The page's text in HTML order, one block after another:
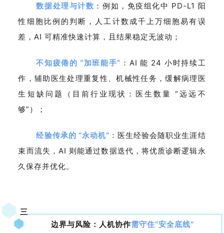
数据处理与计数 ：例如，免疫组化中 PD-L1 阳
性细胞比例的判断，人工计数成千上万细胞易有误
差，AI 可精准快速计算，且结果稳定无波动；
不知疲倦的 “加班能手” ：AI 能 24 小时持续工
作，辅助医生处理重复性、机械性任务，缓解病理医
生短缺问题（目前行业现状：医生数量 “远远不
够”）；
经验传承的 “永动机” ：医生经验会随职业生涯结
束而流失，AI 则能通过数据迭代，将优质诊断逻辑永
久保存并优化。
三
边界与风险：人机协作需守住“安全底线”